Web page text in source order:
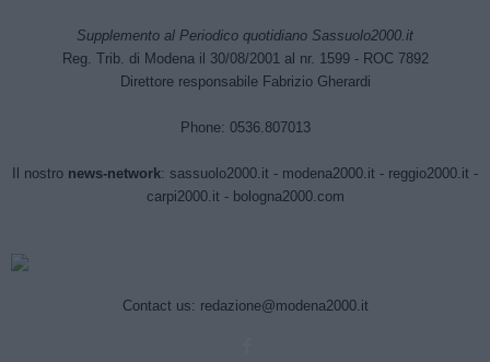
Supplemento al Periodico quotidiano Sassuolo2000.it
Reg. Trib. di Modena il 30/08/2001 al nr. 1599 - ROC 7892
Direttore responsabile Fabrizio Gherardi
Phone: 0536.807013
Il nostro news-network: sassuolo2000.it - modena2000.it - reggio2000.it -
carpi2000.it- bologna2000.com
Contact us: redazione@modena2000.it